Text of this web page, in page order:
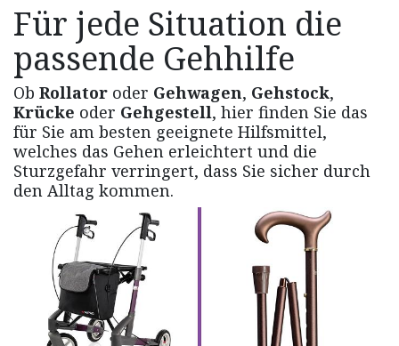
Für jede Situation die
passende Gehhilfe
Ob Rollator oder Gehwagen, Gehstock,
Krücke oder Gehgestell, hier finden Sie das
für Sie am besten geeignete Hilfsmittel,
welches das Gehen erleichtert und die
Sturzgefahr verringert, dass Sie sicher durch
den Alltag kommen.